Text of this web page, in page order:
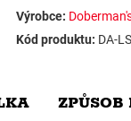
Výrobce:
Kód produktu: DA-
ZPŮSOB